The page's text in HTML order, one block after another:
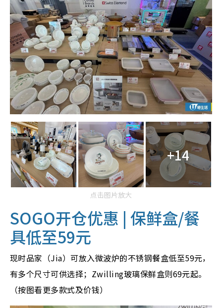
+14
点击图片放大
SOGO开仓优惠 | 保鲜盒/餐
具低至59元
现时品家（Jia）可放入微波炉的不锈钢餐盒低至59元，
有多个尺寸可供选择；Zwilling玻璃保鲜盒则69元起。
（按图看更多款式及价钱）